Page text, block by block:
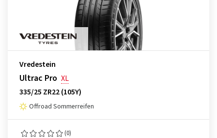
Vredestein
Ultrac Pro XL
335/25 ZR22 (105Y)
Offroad Sommerreifen
(0)